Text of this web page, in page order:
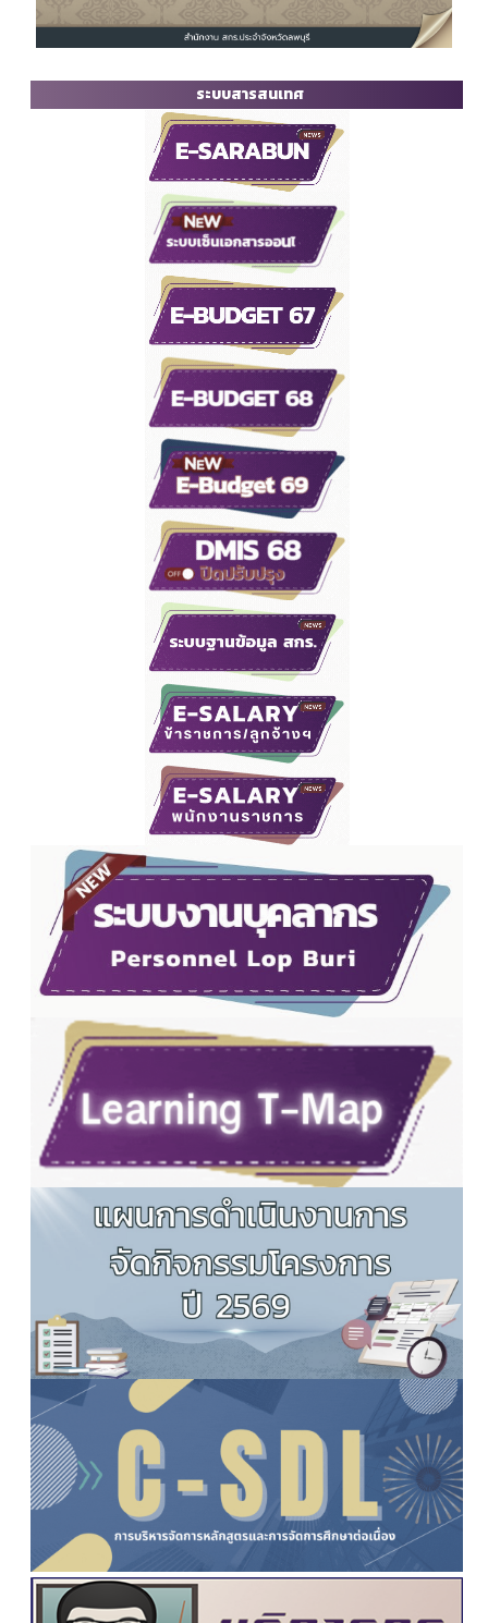
ระบบสารสนเทศ